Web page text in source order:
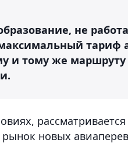
не
тариф
тому же маршруту в
новых